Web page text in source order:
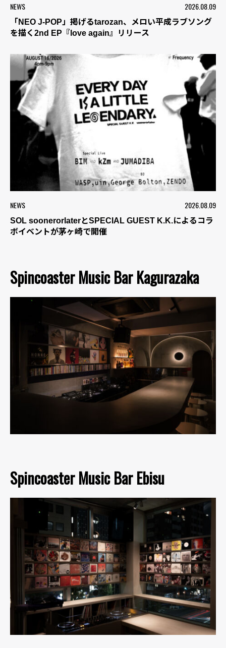
NEWS 2026.08.09
「NEO J-POP」掲げるtarozan、メロい平成ラブソング
を描く2nd EP『love again』リリース
NEWS 2026.08.09
SOL soonerorlaterとSPECIAL GUEST K.K.によるコラ
ボイベントが茅ヶ崎で開催
Spincoaster Music Bar Kagurazaka
Spincoaster Music Bar Ebisu